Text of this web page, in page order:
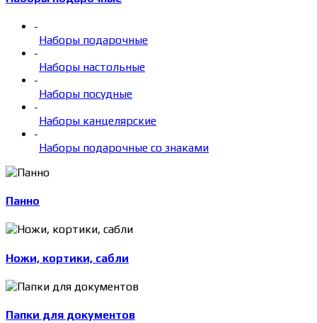
-
Наборы подарочные
-
Наборы настольные
-
Наборы посудные
-
Наборы канцелярские
-
Наборы подарочные со знаками
Панно
Ножи, кортики, сабли
Папки для документов